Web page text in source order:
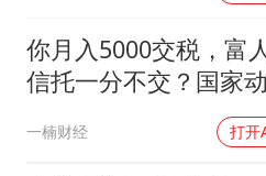
你月入5000交税，富
信托一分不交？国家
一楠财经 打开